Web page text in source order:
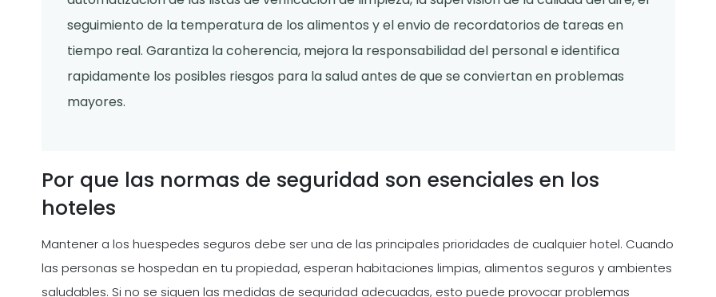
seguimiento de la temperatura de los alimentos y el envio de recordatorios de tareas en
tiempo real. Garantiza la coherencia, mejora la responsabilidad del personal e identifica
rapidamente los posibles riesgos para la salud antes de que se conviertan en problemas
mayores.
Por que las normas de seguridad son esenciales en los
hoteles
Mantener a los huespedes seguros debe ser una de las principales prioridades de cualquier hotel. Cuando
las personas se hospedan en tu propiedad, esperan habitaciones limpias, alimentos seguros y ambientes
saludables. Si no se siguen las medidas de seguridad adecuadas, esto puede provocar problemas